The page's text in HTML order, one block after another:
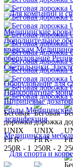
Для компаний и
Медицинские
Дополнительное
коляскам
оборудование
Светильники
Оборудование для
Прикроватные
Шприцевые
столы Медицинские
дезинфекция
Медицинская
Для спорта и